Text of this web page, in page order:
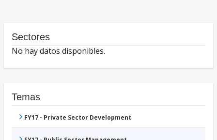
Sectores
No hay datos disponibles.
Temas
FY17 - Private Sector Development